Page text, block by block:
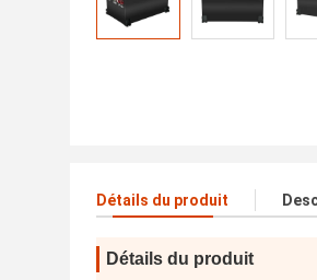
Détails du produit
Détails du produit